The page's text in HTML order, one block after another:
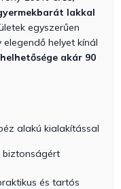
lakkal
egyszerűen
helyet kínál
akár 90
alakú kialakítással
biztonságért
és tartós